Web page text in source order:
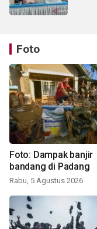
Foto
Foto: Dampak banjir
bandang di Padang
Rabu, 5 Agustus 2026